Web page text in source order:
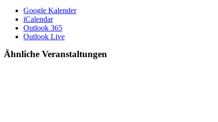
Google Kalender
iCalendar
Outlook 365
Outlook Live
Ähnliche Veranstaltungen